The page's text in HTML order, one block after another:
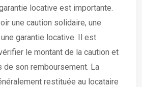
locative est importante.
une caution solidaire, une
garantie locative. Il est
le montant de la caution et
de son remboursement. La
restituée au locataire